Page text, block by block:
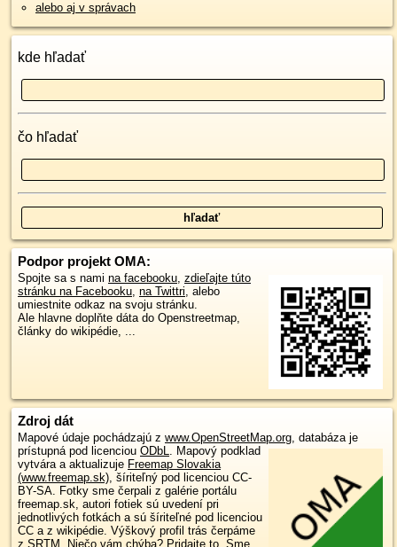
alebo aj v správach
kde hľadať
čo hľadať
Podpor projekt OMA:
Spojte sa s nami na facebooku, zdieľajte túto
stránku na Facebooku, na Twittri, alebo
umiestnite odkaz na svoju stránku.
Ale hlavne doplňte dáta do Openstreetmap,
články do wikipédie, ...
Zdroj dát
Mapové údaje pochádzajú z www.OpenStreetMap.org, databáza je
prístupná pod licenciou ODbL. Mapový podklad
vytvára a aktualizuje Freemap Slovakia
(www.freemap.sk), šíriteľný pod licenciou CC-
BY-SA. Fotky sme čerpali z galérie portálu
freemap.sk, autori fotiek sú uvedení pri
jednotlivých fotkách a sú šíriteľné pod licenciou
CC a z wikipédie. Výškový profil trás čerpáme
z SRTM . Niečo vám chýba? Pridajte to . Sme